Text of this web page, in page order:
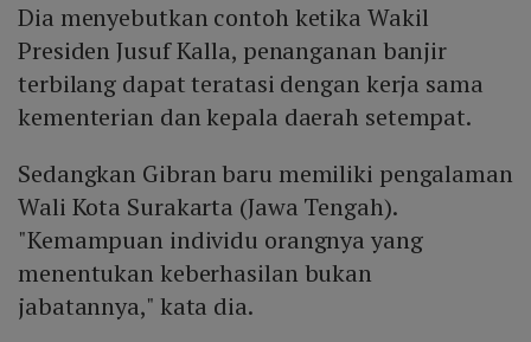
Dia menyebutkan contoh ketika Wakil
Presiden Jusuf Kalla, penanganan banjir
terbilang dapat teratasi dengan kerja sama
kementerian dan kepala daerah setempat.
Sedangkan Gibran baru memiliki pengalaman
Wali Kota Surakarta (Jawa Tengah).
"Kemampuan individu orangnya yang
menentukan keberhasilan bukan
jabatannya," kata dia.